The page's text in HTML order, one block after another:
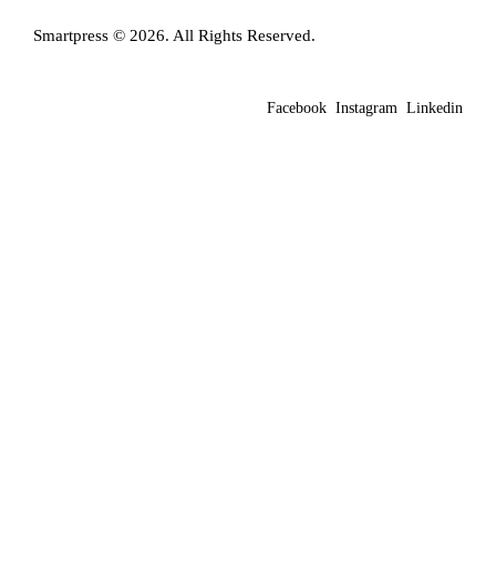
Smartpress © 2026. All Rights Reserved.
Facebook Instagram Linkedin